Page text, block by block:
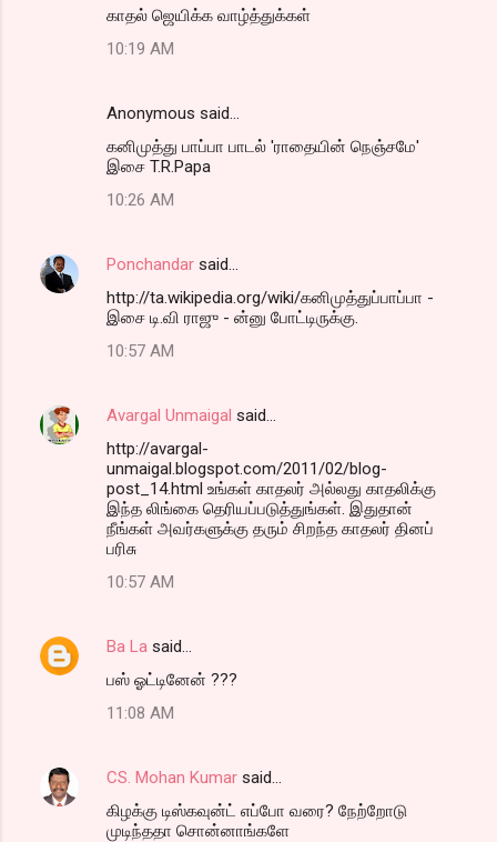
காதல் ஜெயிக்க வாழ்த்துக்கள்
10:19 AM
Anonymous said…
கனிமுத்து பாப்பா பாடல் 'ராதையின் நெஞ்சமே'
இசை T.R.Papa
10:26 AM
Ponchandar said…
http://ta.wikipedia.org/wiki/கனிமுத்துப்பாப்பா -
இசை டி.வி ராஜு - ன்னு போட்டிருக்கு.
10:57 AM
Avargal Unmaigal said…
http://avargal-
unmaigal.blogspot.com/2011/02/blog-
post_14.html உங்கள் காதலர் அல்லது காதலிக்கு
இந்த லிங்கை தெரியப்படுத்துங்கள். இதுதான்
நீங்கள் அவர்களுக்கு தரும் சிறந்த காதலர் தினப்
பரிசு
10:57 AM
Ba La said…
பஸ் ஓட்டினேன் ???
11:08 AM
CS. Mohan Kumar said…
கிழக்கு டிஸ்கவுன்ட் எப்போ வரை? நேற்றோடு
முடிந்ததா சொன்னாங்களே